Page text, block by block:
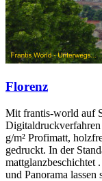
Florenz
Mit frantis-world auf
g/m² Profimatt,
gedruckt. In der
und Panorama